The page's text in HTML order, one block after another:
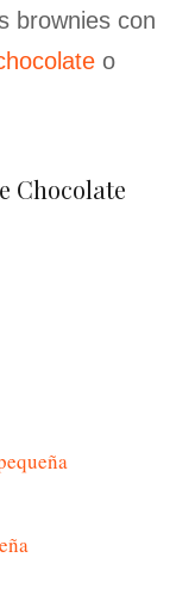
brownies con
o
Chocolate